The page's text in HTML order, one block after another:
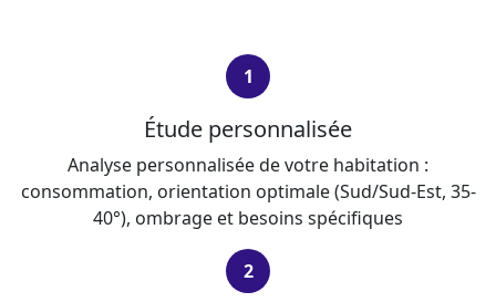
1
Étude personnalisée
Analyse personnalisée de votre habitation :
consommation, orientation optimale (Sud/Sud-Est, 35-
40°), ombrage et besoins spécifiques
2